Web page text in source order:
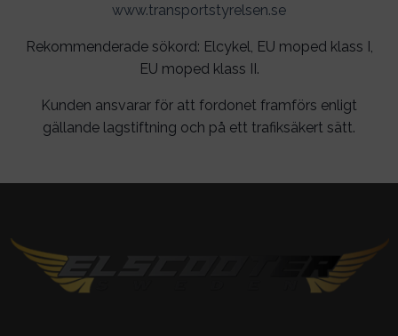
www.transportstyrelsen.se
Rekommenderade sökord: Elcykel, EU moped klass I,
EU moped klass II.
Kunden ansvarar för att fordonet framförs enligt
gällande lagstiftning och på ett trafiksäkert sätt.